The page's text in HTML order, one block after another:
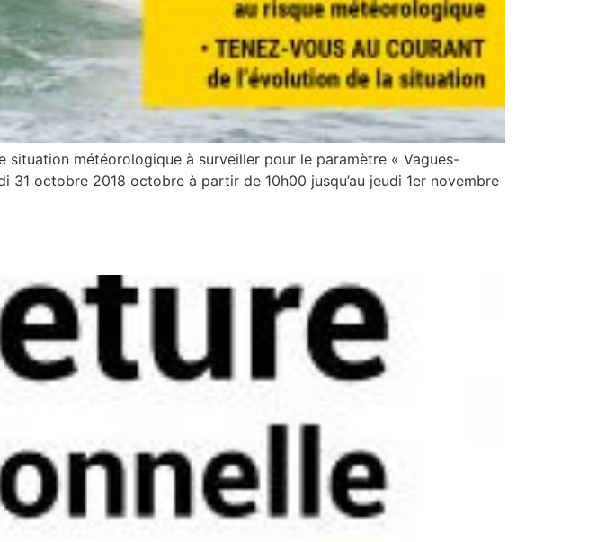
météorologique à surveiller pour le paramètre « Vagues-
octobre 2018 octobre à partir de 10h00 jusqu’au jeudi 1er novembre